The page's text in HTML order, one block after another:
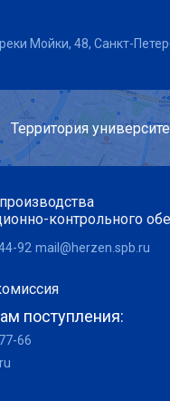
Мойки, 48, Санкт-
Территория
контрольного
92 mail@herzen.spb.ru
поступления:
66